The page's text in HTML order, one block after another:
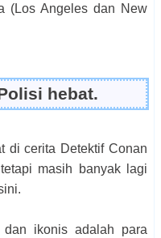
(Los Angeles dan New
hebat.
di cerita Detektif Conan
masih banyak lagi
ikonis adalah para